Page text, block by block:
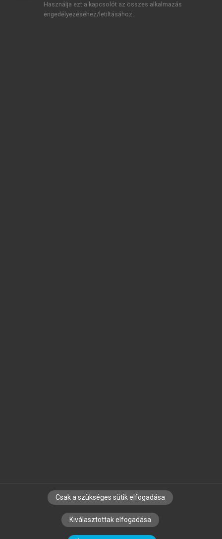
SZERZŐKNEK CÉGEKNEK KÖNYVTÁROSOKNAK
SZERKESZTÉSI ÉS LEKTORÁLÁSI ALAPELVEK
Használja ezt a kapcsolót az összes alkalmazás
engedélyezéséhez/letiltásához.
Csak a szükséges sütik elfogadása
Kiválasztottak elfogadása